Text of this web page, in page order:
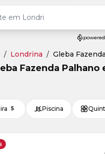
/ Londrina / Gleba
Fazenda
5 Piscina